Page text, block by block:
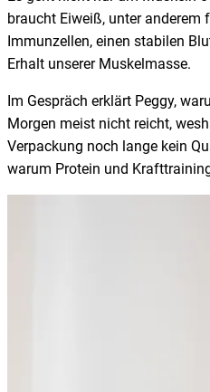
braucht Eiweiß, unter anderem
Immunzellen, einen stabilen
Erhalt unserer Muskelmasse.
Im Gespräch erklärt Peggy,
Morgen meist nicht reicht,
Verpackung noch lange kein
warum Protein und